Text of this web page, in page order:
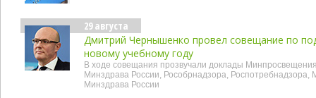
29 августа
Дмитрий Чернышенко провел совещание по
новому учебному году
В ходе совещания прозвучали доклады
Минздрава России, Рособрнадзора,
Минздрава России